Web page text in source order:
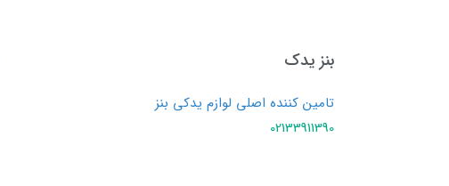
بنز یدک
تامین کننده اصلی لوازم یدکی بنز
02133911390